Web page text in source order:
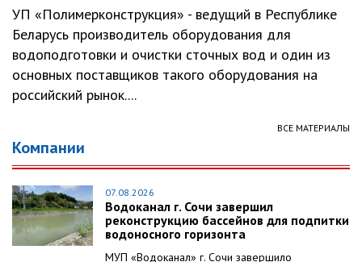
УП «Полимерконструкция» - ведущий в Республике
Беларусь производитель оборудования для
водоподготовки и очистки сточных вод и один из
основных поставщиков такого оборудования на
российский рынок....
ВСЕ МАТЕРИАЛЫ
Компании
07.08.2026
Водоканал г. Сочи завершил
реконструкцию бассейнов для подпитки
водоносного горизонта
МУП «Водоканал» г. Сочи завершило